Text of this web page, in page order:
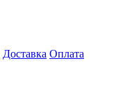
Доставка Оплата